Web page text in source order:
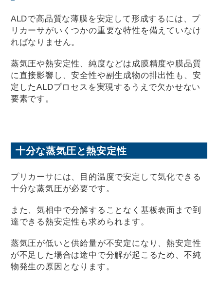
ALDで高品質な薄膜を安定して形成するには、プ
リカーサがいくつかの重要な特性を備えていなけ
ればなりません。
蒸気圧や熱安定性、純度などは成膜精度や膜品質
に直接影響し、安全性や副生成物の排出性も、安
定したALDプロセスを実現するうえで欠かせない
要素です。
十分な蒸気圧と熱安定性
プリカーサには、目的温度で安定して気化できる
十分な蒸気圧が必要です。
また、気相中で分解することなく基板表面まで到
達できる熱安定性も求められます。
蒸気圧が低いと供給量が不安定になり、熱安定性
が不足した場合は途中で分解が起こるため、不純
物発生の原因となります。